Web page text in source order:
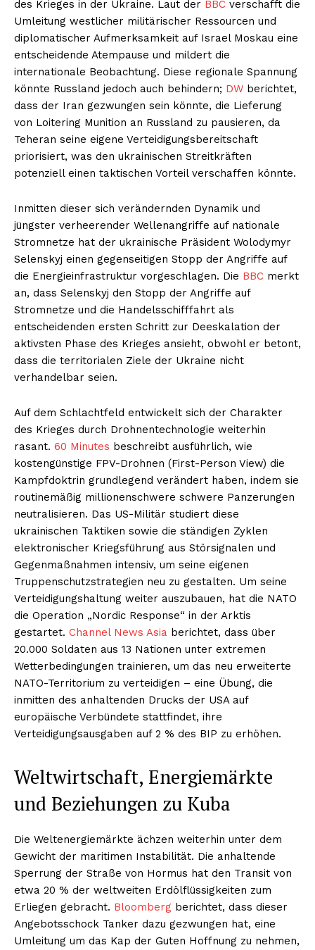
des Krieges in der Ukraine. Laut der BBC verschafft die
Umleitung westlicher militärischer Ressourcen und
diplomatischer Aufmerksamkeit auf Israel Moskau eine
entscheidende Atempause und mildert die
internationale Beobachtung. Diese regionale Spannung
könnte Russland jedoch auch behindern; DW berichtet,
dass der Iran gezwungen sein könnte, die Lieferung
von Loitering Munition an Russland zu pausieren, da
Teheran seine eigene Verteidigungsbereitschaft
priorisiert, was den ukrainischen Streitkräften
potenziell einen taktischen Vorteil verschaffen könnte.
Inmitten dieser sich verändernden Dynamik und
jüngster verheerender Wellenangriffe auf nationale
Stromnetze hat der ukrainische Präsident Wolodymyr
Selenskyj einen gegenseitigen Stopp der Angriffe auf
die Energieinfrastruktur vorgeschlagen. Die BBC merkt
an, dass Selenskyj den Stopp der Angriffe auf
Stromnetze und die Handelsschifffahrt als
entscheidenden ersten Schritt zur Deeskalation der
aktivsten Phase des Krieges ansieht, obwohl er betont,
dass die territorialen Ziele der Ukraine nicht
verhandelbar seien.
Auf dem Schlachtfeld entwickelt sich der Charakter
des Krieges durch Drohnentechnologie weiterhin
rasant. 60 Minutes beschreibt ausführlich, wie
kostengünstige FPV-Drohnen (First-Person View) die
Kampfdoktrin grundlegend verändert haben, indem sie
routinemäßig millionenschwere schwere Panzerungen
neutralisieren. Das US-Militär studiert diese
ukrainischen Taktiken sowie die ständigen Zyklen
elektronischer Kriegsführung aus Störsignalen und
Gegenmaßnahmen intensiv, um seine eigenen
Truppenschutzstrategien neu zu gestalten. Um seine
Verteidigungshaltung weiter auszubauen, hat die NATO
die Operation „Nordic Response“ in der Arktis
gestartet. Channel News Asia berichtet, dass über
20.000 Soldaten aus 13 Nationen unter extremen
Wetterbedingungen trainieren, um das neu erweiterte
NATO-Territorium zu verteidigen – eine Übung, die
inmitten des anhaltenden Drucks der USA auf
europäische Verbündete stattfindet, ihre
Verteidigungsausgaben auf 2 % des BIP zu erhöhen.
Weltwirtschaft, Energiemärkte
und Beziehungen zu Kuba
Die Weltenergiemärkte ächzen weiterhin unter dem
Gewicht der maritimen Instabilität. Die anhaltende
Sperrung der Straße von Hormus hat den Transit von
etwa 20 % der weltweiten Erdölflüssigkeiten zum
Erliegen gebracht. Bloomberg berichtet, dass dieser
Angebotsschock Tanker dazu gezwungen hat, eine
Umleitung um das Kap der Guten Hoffnung zu nehmen,